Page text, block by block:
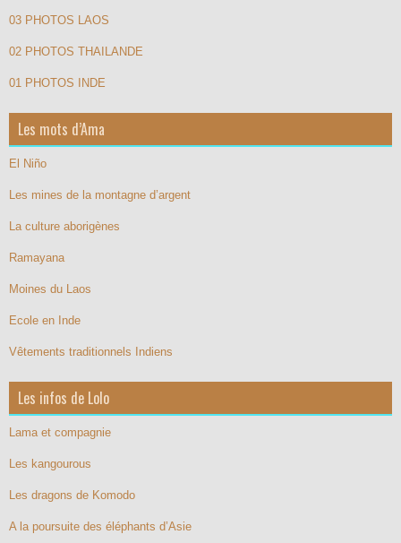
03 PHOTOS LAOS
02 PHOTOS THAILANDE
01 PHOTOS INDE
Les mots d’Ama
El Niño
Les mines de la montagne d’argent
La culture aborigènes
Ramayana
Moines du Laos
Ecole en Inde
Vêtements traditionnels Indiens
Les infos de Lolo
Lama et compagnie
Les kangourous
Les dragons de Komodo
A la poursuite des éléphants d’Asie